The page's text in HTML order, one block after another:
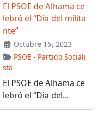
El PSOE de Alhama ce
lebró el “Día del milita
nte”
Octubre 16, 2023
PSOE - Partido Sociali
sta
El PSOE de Alhama ce
lebró el “Día del...